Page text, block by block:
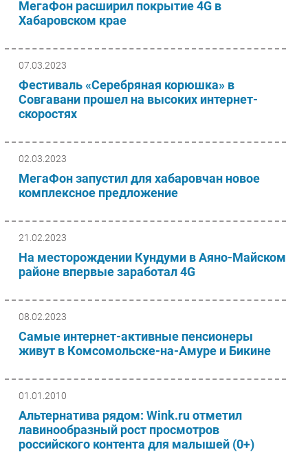
МегаФон расширил покрытие 4G в
Хабаровском крае
07.03.2023
Фестиваль «Серебряная корюшка» в
Совгавани прошел на высоких интернет-
скоростях
02.03.2023
МегаФон запустил для хабаровчан новое
комплексное предложение
21.02.2023
На месторождении Кундуми в Аяно-Майском
районе впервые заработал 4G
08.02.2023
Самые интернет-активные пенсионеры
живут в Комсомольске-на-Амуре и Бикине
01.01.2010
Альтернатива рядом: Wink.ru отметил
лавинообразный рост просмотров
российского контента для малышей (0+)